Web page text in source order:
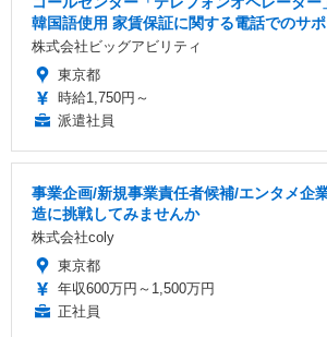
韓国語使用 家賃保証に関する電話でのサ
株式会社ビッグアビリティ
東京都
時給1,750円～
派遣社員
事業企画/新規事業責任者候補/エンタメ企
造に挑戦してみませんか
株式会社coly
東京都
年収600万円～1,500万円
正社員